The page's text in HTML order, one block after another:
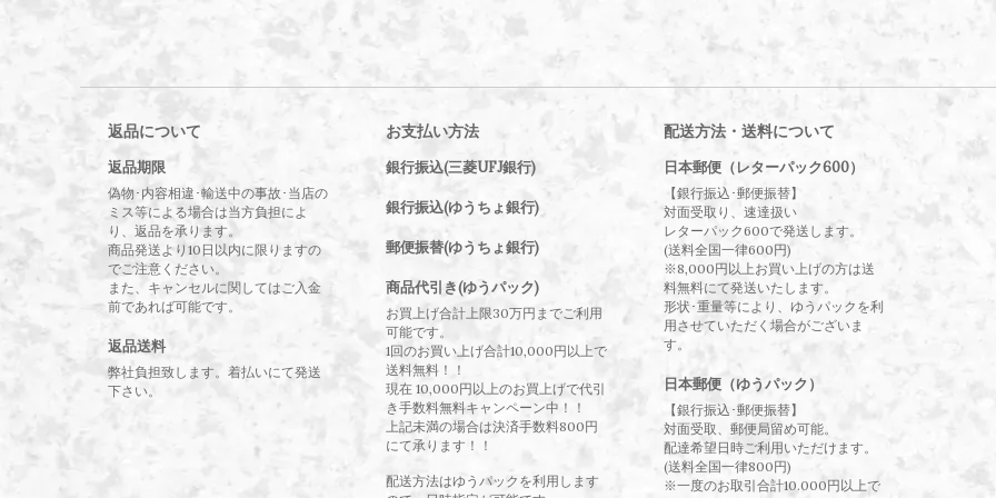
返品について
返品期限
偽物･内容相違･輸送中の事故･当店の
ミス等による場合は当方負担によ
り、返品を承ります。
商品発送より10日以内に限りますの
でご注意ください。
また、キャンセルに関してはご入金
前であれば可能です。
返品送料
弊社負担致します。着払いにて発送
下さい。
お支払い方法
銀行振込(三菱UFJ銀行)
銀行振込(ゆうちょ銀行)
郵便振替(ゆうちょ銀行)
商品代引き(ゆうパック)
お買上げ合計上限30万円までご利用
可能です。
1回のお買い上げ合計10,000円以上で
送料無料！！
現在 10,000円以上のお買上げで代引
き手数料無料キャンペーン中！！
上記未満の場合は決済手数料800円
にて承ります！！
配送方法はゆうパックを利用します
配送方法・送料について
日本郵便（レターパック600）
【銀行振込･郵便振替】
対面受取り、速達扱い
レターパック600で発送します。
(送料全国一律600円)
※8,000円以上お買い上げの方は送
料無料にて発送いたします。
形状･重量等により、ゆうパックを利
用させていただく場合がございま
す。
日本郵便（ゆうパック）
【銀行振込･郵便振替】
対面受取、郵便局留め可能。
配達希望日時ご利用いただけます。
(送料全国一律800円)
※一度のお取引合計10.000円以上で